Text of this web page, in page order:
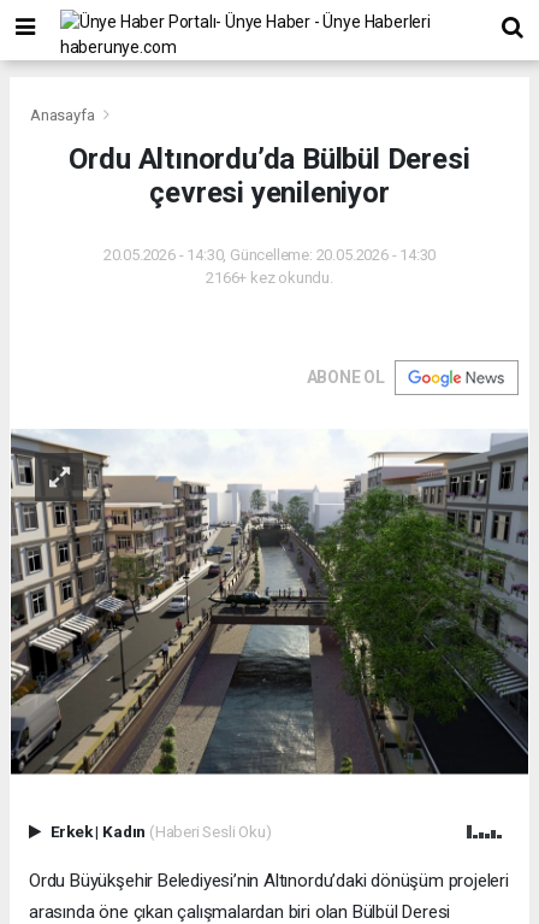
Anasayfa
Ordu Altınordu’da Bülbül Deresi
çevresi yenileniyor
20.05.2026 - 14:30, Güncelleme: 20.05.2026 - 14:30
2166+ kez okundu.
ABONE OL
Erkek| Kadın (Haberi Sesli Oku)
Ordu Büyükşehir Belediyesi’nin Altınordu’daki dönüşüm projeleri
arasında öne çıkan çalışmalardan biri olan Bülbül Deresi